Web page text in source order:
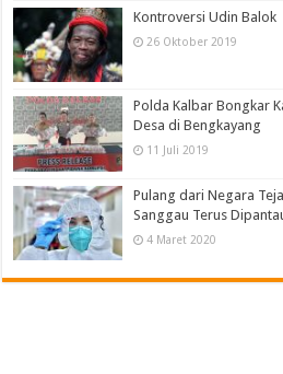
Kontroversi Udin Balok
26 Oktober 2019
Polda Kalbar Bongkar
Desa di Bengkayang
11 Juli 2019
Pulang dari Negara
Sanggau Terus
4 Maret 2020